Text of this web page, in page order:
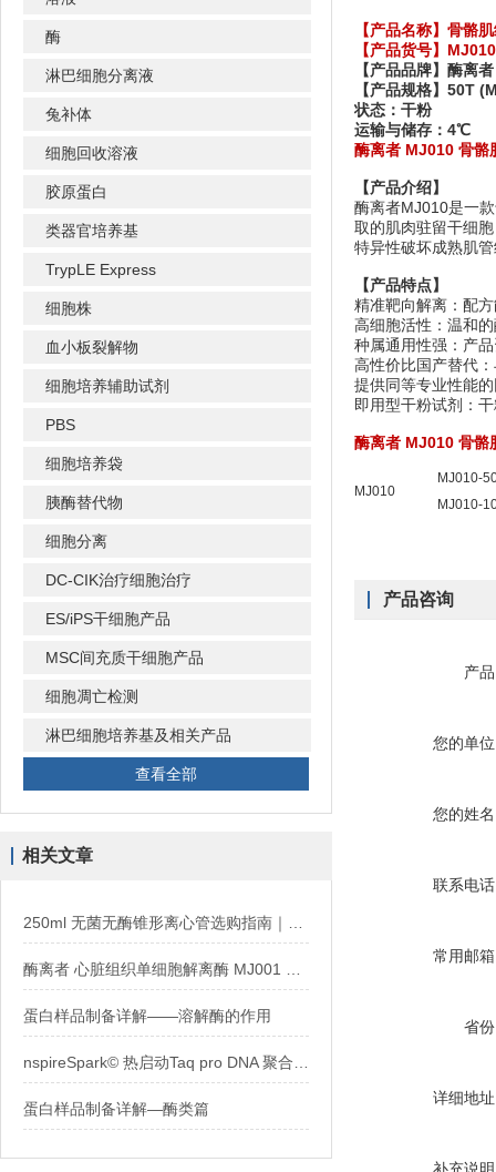
酶
淋巴细胞分离液
兔补体
细胞回收溶液
胶原蛋白
类器官培养基
TrypLE Express
细胞株
血小板裂解物
细胞培养辅助试剂
PBS
细胞培养袋
胰酶替代物
细胞分离
DC-CIK治疗细胞治疗
ES/iPS干细胞产品
MSC间充质干细胞产品
细胞凋亡检测
淋巴细胞培养基及相关产品
查看全部
相关文章
蛋白样品制备详解——溶解酶的作用
蛋白样品制备详解—酶类篇
【产品名称】骨骼
【产品货号】MJ010
【产品品牌】酶离者
【产品规格】50T
状态：干粉
运输与储存：4℃
酶离者 MJ010 骨骼
【产品介绍】
酶离者MJ010是一
取的肌肉驻留干细
特异性破坏成熟肌
【产品特点】
精准靶向解离：配
高细胞活性：温和
种属通用性强：产
高性价比国产替代
提供同等专业性能
即用型干粉试剂：
酶离者 MJ010 骨骼
MJ010
MJ010-
MJ010-
产品咨询
产
您的单
您的姓
联系电
常用邮
省
详细地